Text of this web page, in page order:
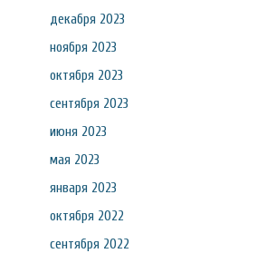
декабря 2023
ноября 2023
октября 2023
сентября 2023
июня 2023
мая 2023
января 2023
октября 2022
сентября 2022